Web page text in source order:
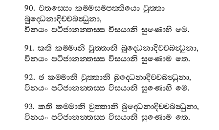
90.චතස‍්සො කම‍්මසම‍්පත‍්තියො වුත‍්තා
බුද‍්ධෙනාදිච‍්චබන්‍ධුනා,
විනයං පටිජානන‍්තස‍්ස විසයානි සුණොහි මෙ.
91.කති කම‍්මානි වුත‍්තානි බුද‍්ධෙනාදිච‍්චබන්‍ධුනා,
විනයං පටිජානන‍්තස‍්ස විසයානි සුණොම තෙ.
92.ඡ කම‍්මානි වුත‍්තානි බුද‍්ධෙනාදිච‍්චබන්‍ධුනා,
විනයං පටිජානන‍්තස‍්ස විසයානි සුණොහි මෙ.
93.කති කම‍්මානි වුත‍්තානි බුද‍්ධෙනාදිච‍්චබන්‍ධුනා,
විනයං පටිජානන‍්තස‍්ස විසයානි සුණොම තෙ.